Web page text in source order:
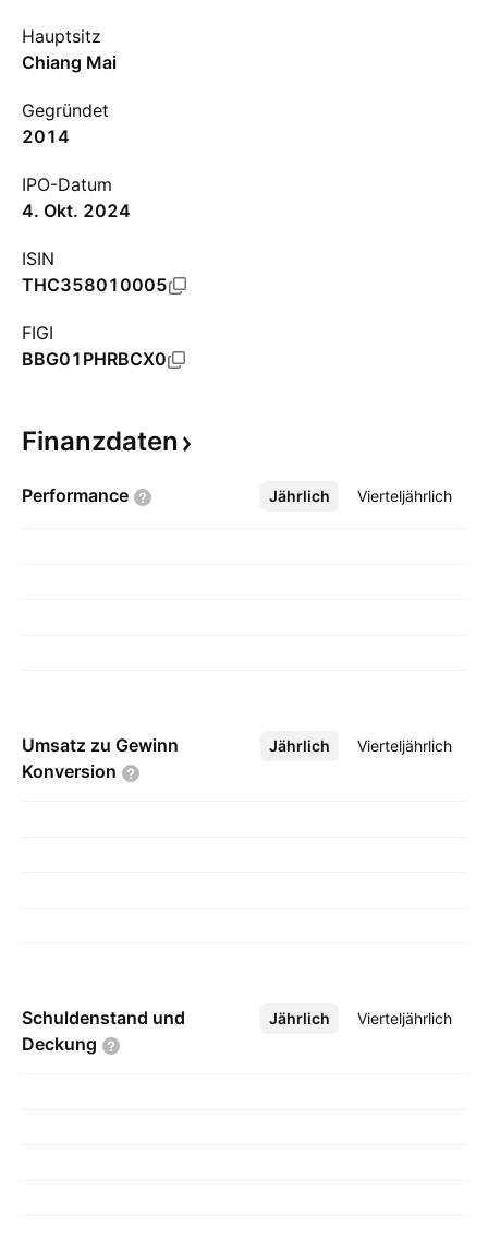
Hauptsitz
Chiang Mai
Gegründet
2014
IPO-Datum
4. Okt. 2024
ISIN
THC358010005
FIGI
BBG01PHRBCX0
Finanzdaten
Performance Jährlich Vierteljährlich
Mehr
Umsatz zu Gewinn
Konversion
Jährlich Vierteljährlich
Mehr
Schuldenstand und
Deckung
Jährlich Vierteljährlich
Mehr